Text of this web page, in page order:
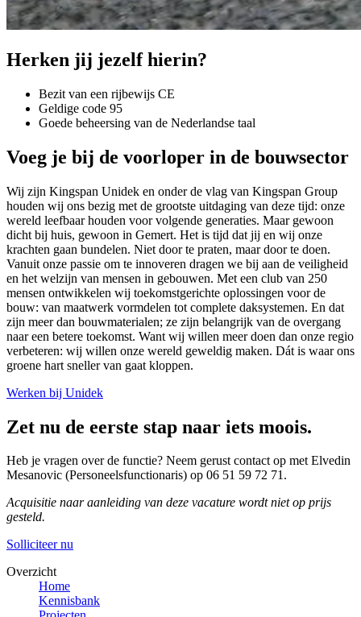
Herken jij jezelf hierin?
Bezit van een rijbewijs CE
Geldige code 95
Goede beheersing van de Nederlandse taal
Voeg je bij de voorloper in de bouwsector
Wij zijn Kingspan Unidek en onder de vlag van Kingspan Group
houden wij ons bezig met de grootste uitdaging van deze tijd: onze
wereld leefbaar houden voor volgende generaties. Maar gewoon
dicht bij huis, gewoon in Gemert. Het is tijd dat jij en wij onze
krachten gaan bundelen. Niet door te praten, maar door te doen.
Vanuit onze passie om te innoveren dragen we bij aan de veiligheid
en het welzijn van mensen in gebouwen. Met een club van 250
mensen ontwikkelen wij toekomstgerichte oplossingen voor de
bouw: van maatwerk vormdelen tot complete daksystemen. En dat
zijn meer dan bouwmaterialen; ze zijn belangrijk van de overgang
naar een betere toekomst. Want wij willen meer doen dan onze regio
verbeteren: wij willen onze wereld geweldig maken. Dát is waar ons
groene hart sneller van gaat kloppen.
Werken bij Unidek
Zet nu de eerste stap naar iets moois.
Heb je vragen over de functie? Neem gerust contact op met Elvedin
Mesanovic (Personeelsfunctionaris) op 06 51 59 72 71.
Acquisitie naar aanleiding van deze vacature wordt niet op prijs
gesteld.
Solliciteer nu
Overzicht
Home
Kennisbank